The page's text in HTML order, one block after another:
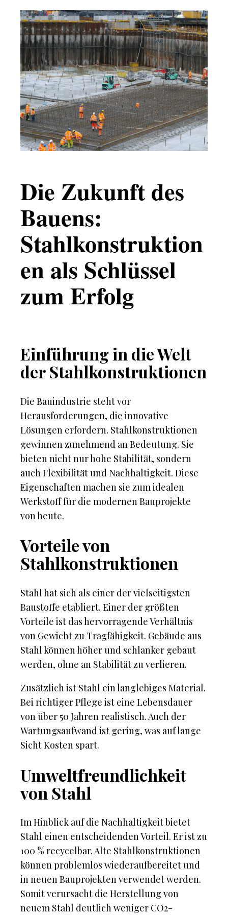
Die Zukunft des
Bauens:
Stahlkonstruktion
en als Schlüssel
zum Erfolg
Einführung in die Welt
der Stahlkonstruktionen
Die Bauindustrie steht vor
Herausforderungen, die innovative
Lösungen erfordern. Stahlkonstruktionen
gewinnen zunehmend an Bedeutung. Sie
bieten nicht nur hohe Stabilität, sondern
auch Flexibilität und Nachhaltigkeit. Diese
Eigenschaften machen sie zum idealen
Werkstoff für die modernen Bauprojekte
von heute.
Vorteile von
Stahlkonstruktionen
Stahl hat sich als einer der vielseitigsten
Baustoffe etabliert. Einer der größten
Vorteile ist das hervorragende Verhältnis
von Gewicht zu Tragfähigkeit. Gebäude aus
Stahl können höher und schlanker gebaut
werden, ohne an Stabilität zu verlieren.
Zusätzlich ist Stahl ein langlebiges Material.
Bei richtiger Pflege ist eine Lebensdauer
von über 50 Jahren realistisch. Auch der
Wartungsaufwand ist gering, was auf lange
Sicht Kosten spart.
Umweltfreundlichkeit
von Stahl
Im Hinblick auf die Nachhaltigkeit bietet
Stahl einen entscheidenden Vorteil. Er ist zu
100 % recycelbar. Alte Stahlkonstruktionen
können problemlos wiederaufbereitet und
in neuen Bauprojekten verwendet werden.
Somit verursacht die Herstellung von
neuem Stahl deutlich weniger CO2-